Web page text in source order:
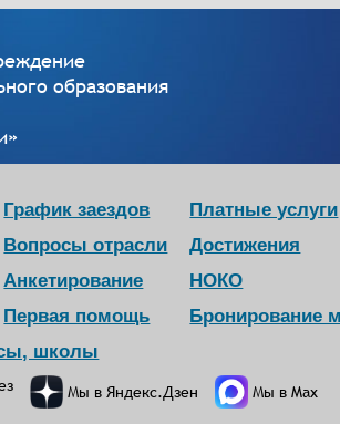
образования
График заездов Платные услуги
Вопросы отрасли Достижения
Анкетирование НОКО
Первая помощь
Бронирование
школы
Мы в Яндекс.Дзен Мы в Max